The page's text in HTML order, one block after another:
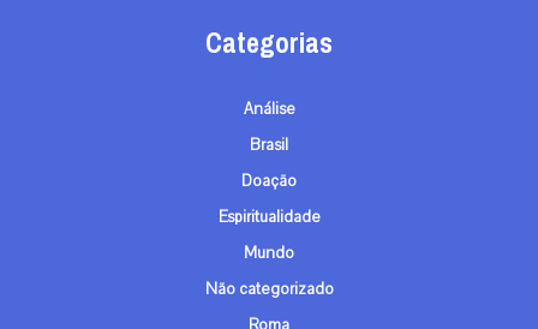
Categorias
Análise
Brasil
Doação
Espiritualidade
Mundo
Não categorizado